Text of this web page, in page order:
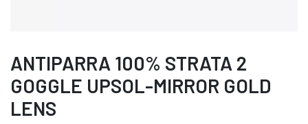
ANTIPARRA 100% STRATA 2
GOGGLE UPSOL-MIRROR GOLD
LENS